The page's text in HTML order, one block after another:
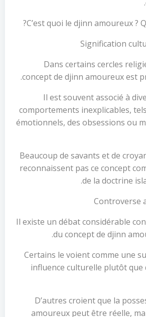
C’est quoi le djinn amoureux ?
Signification
Dans certains cercles
concept de djinn amoureux est
Il est souvent associé à
comportements inexplicables,
émotionnels, des obsessions ou
Beaucoup de savants et de
reconnaissent pas ce concept
de la doctrine
Controverse
Il existe un débat considérable
du concept de djinn
Certains le voient comme une
influence culturelle plutôt que
D’autres croient que la
amoureux peut être réelle,